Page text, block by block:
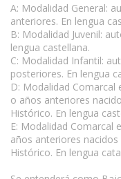
A: Modalidad General:
anteriores. En lengua
B: Modalidad Juvenil:
lengua castellana.
C: Modalidad Infantil:
posteriores. En lengua
D: Modalidad Comarcal
o años anteriores
Histórico. En lengua
E: Modalidad Comarcal
años anteriores
Histórico. En lengua